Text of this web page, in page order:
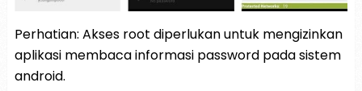
Perhatian: Akses root diperlukan untuk mengizinkan
aplikasi membaca informasi password pada sistem
android.